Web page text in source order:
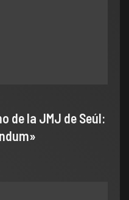
de la JMJ de Seúl: